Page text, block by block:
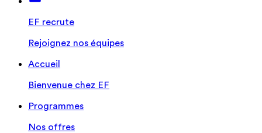
EF recrute
Rejoignez nos équipes
Accueil
Bienvenue chez EF
Programmes
Nos offres